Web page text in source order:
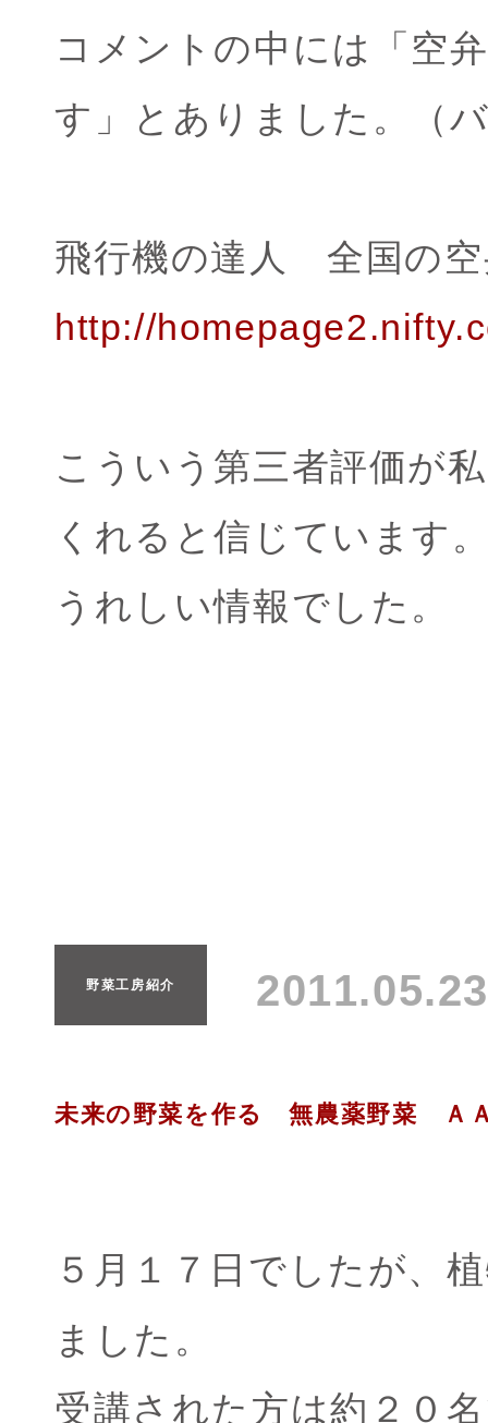
コメントの中には「空
す」とありました。（
飛行機の達人 全国の空
http://
こういう第三者評価が
くれると信じています
うれしい情報でした。
野菜工房紹介
未来の野菜を作る 無農薬野菜 Ａ
５月１７日でしたが、
ました。
受講された方は約２０